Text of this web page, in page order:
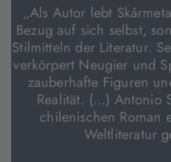
„Als Autor lebt
Bezug auf sich selbst,
Stilmitteln der Literatur.
verkörpert Neugier und
zauberhafte Figuren
Realität. (…) Antonio
chilenischen Roman
Weltliteratur